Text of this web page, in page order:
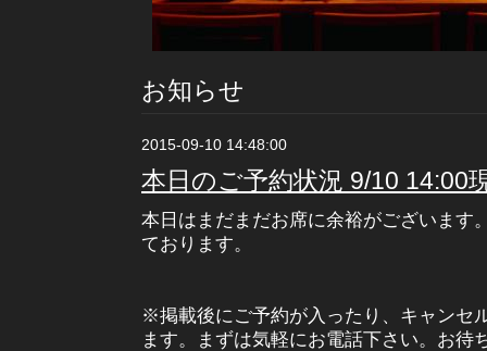
お知らせ
2015-09-10 14:48:00
本日のご予約状況 9/10 14:00
本日はまだまだお席に余裕がございます
ております。
※掲載後にご予約が入ったり、キャンセ
ます。まずは気軽にお電話下さい。お待